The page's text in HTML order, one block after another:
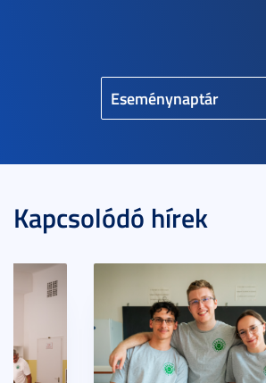
Eseménynaptár
Kapcsolódó hírek